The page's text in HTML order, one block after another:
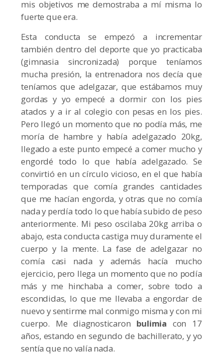
mis objetivos me demostraba a mí misma lo
fuerte que era.
Esta conducta se empezó a incrementar
también dentro del deporte que yo practicaba
(gimnasia sincronizada) porque teníamos
mucha presión, la entrenadora nos decía que
teníamos que adelgazar, que estábamos muy
gordas y yo empecé a dormir con los pies
atados y a ir al colegio con pesas en los pies.
Pero llegó un momento que no podía más, me
moría de hambre y había adelgazado 20kg,
llegado a este punto empecé a comer mucho y
engordé todo lo que había adelgazado. Se
convirtió en un círculo vicioso, en el que había
temporadas que comía grandes cantidades
que me hacían engorda, y otras que no comía
nada y perdía todo lo que había subido de peso
anteriormente. Mi peso oscilaba 20kg arriba o
abajo, esta conducta castiga muy duramente el
cuerpo y la mente. La fase de adelgazar no
comía casi nada y además hacía mucho
ejercicio, pero llega un momento que no podía
más y me hinchaba a comer, sobre todo a
escondidas, lo que me llevaba a engordar de
nuevo y sentirme mal conmigo misma y con mi
cuerpo. Me diagnosticaron bulimia con 17
años, estando en segundo de bachillerato, y yo
sentía que no valía nada.